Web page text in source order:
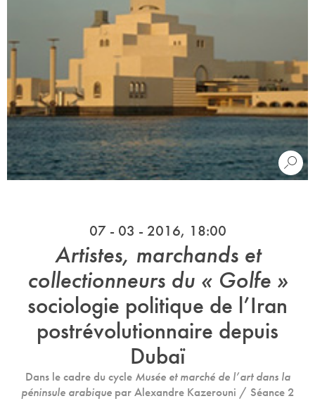
07 - 03 - 2016, 18:00
Artistes, marchands et
collectionneurs du « Golfe »
sociologie politique de l’Iran
postrévolutionnaire depuis
Dubaï
Dans le cadre du cycle Musée et marché de l’art dans la
péninsule arabique par Alexandre Kazerouni / Séance 2